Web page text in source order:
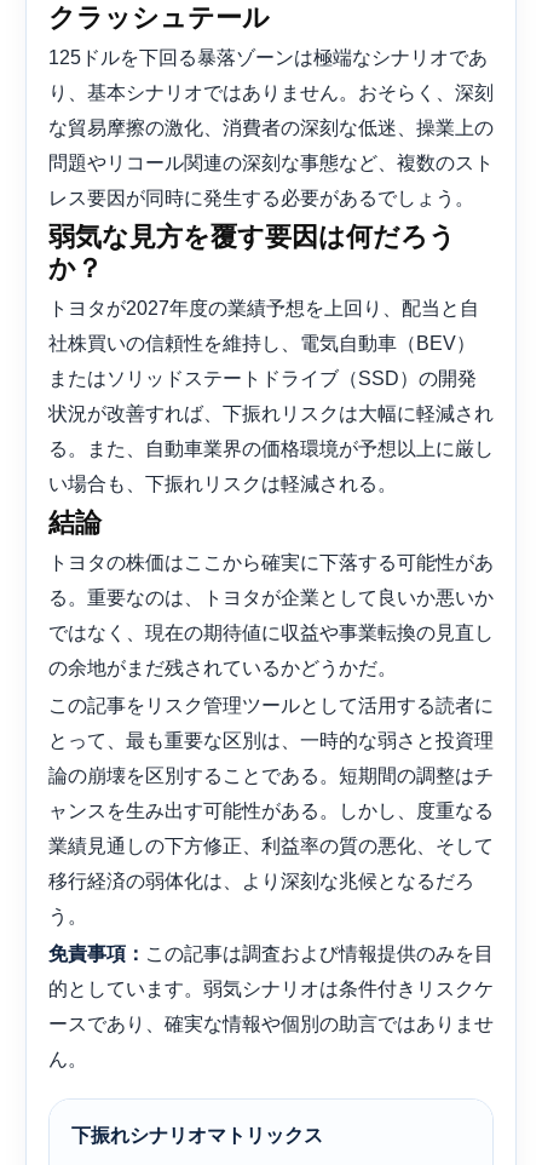
クラッシュテール
125ドルを下回る暴落ゾーンは極端なシナリオであ
り、基本シナリオではありません。おそらく、深刻
な貿易摩擦の激化、消費者の深刻な低迷、操業上の
問題やリコール関連の深刻な事態など、複数のスト
レス要因が同時に発生する必要があるでしょう。
弱気な見方を覆す要因は何だろう
か？
トヨタが2027年度の業績予想を上回り、配当と自
社株買いの信頼性を維持し、電気自動車（BEV）
またはソリッドステートドライブ（SSD）の開発
状況が改善すれば、下振れリスクは大幅に軽減され
る。また、自動車業界の価格環境が予想以上に厳し
い場合も、下振れリスクは軽減される。
結論
トヨタの株価はここから確実に下落する可能性があ
る。重要なのは、トヨタが企業として良いか悪いか
ではなく、現在の期待値に収益や事業転換の見直し
の余地がまだ残されているかどうかだ。
この記事をリスク管理ツールとして活用する読者に
とって、最も重要な区別は、一時的な弱さと投資理
論の崩壊を区別することである。短期間の調整はチ
ャンスを生み出す可能性がある。しかし、度重なる
業績見通しの下方修正、利益率の質の悪化、そして
移行経済の弱体化は、より深刻な兆候となるだろ
う。
免責事項： この記事は調査および情報提供のみを目
的としています。弱気シナリオは条件付きリスクケ
ースであり、確実な情報や個別の助言ではありませ
ん。
下振れシナリオマトリックス